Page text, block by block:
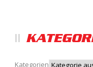
Kategorien